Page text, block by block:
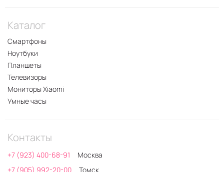
Каталог
Смартфоны
Ноутбуки
Планшеты
Телевизоры
Мониторы Xiaomi
Умные часы
Контакты
+7 (923) 400-68-91
Москва
+7 (905) 992-20-00
Томск